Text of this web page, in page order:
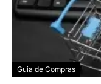
Guia de Compras